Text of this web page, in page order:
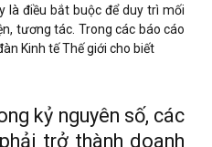
là điều bắt buộc để duy trì mối
tương tác. Trong các báo cáo
Kinh tế Thế giới cho biết
kỷ nguyên số, các
trở thành doanh